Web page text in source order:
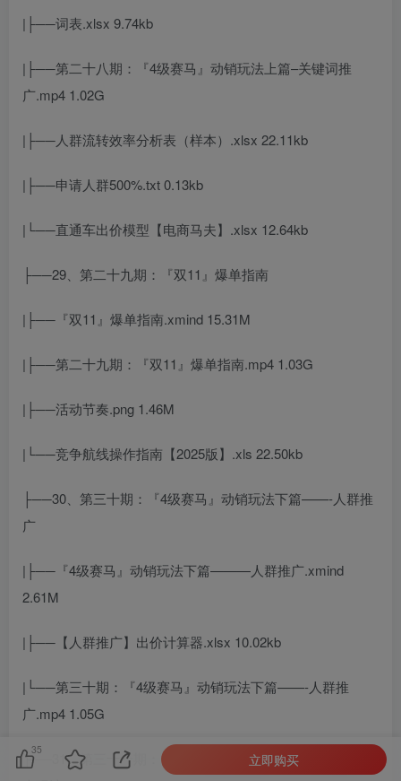
|├──词表.xlsx 9.74kb
|├──第二十八期：『4级赛马』动销玩法上篇–关键词推
广.mp4 1.02G
|├──人群流转效率分析表（样本）.xlsx 22.11kb
|├──申请人群500%.txt 0.13kb
|└──直通车出价模型【电商马夫】.xlsx 12.64kb
├──29、第二十九期：『双11』爆单指南
|├──『双11』爆单指南.xmind 15.31M
|├──第二十九期：『双11』爆单指南.mp4 1.03G
|├──活动节奏.png 1.46M
|└──竞争航线操作指南【2025版】.xls 22.50kb
├──30、第三十期：『4级赛马』动销玩法下篇——-人群推
广
|├──『4级赛马』动销玩法下篇———人群推广.xmind
2.61M
|├──【人群推广】出价计算器.xlsx 10.02kb
|└──第三十期：『4级赛马』动销玩法下篇——-人群推
广.mp4 1.05G
├──31、第三十一期：【付款人数快速破万】–暴力改外销3
35
立即购买